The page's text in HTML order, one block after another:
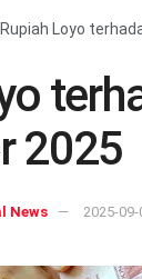
Rupiah Loyo
2025
News 2025-09-